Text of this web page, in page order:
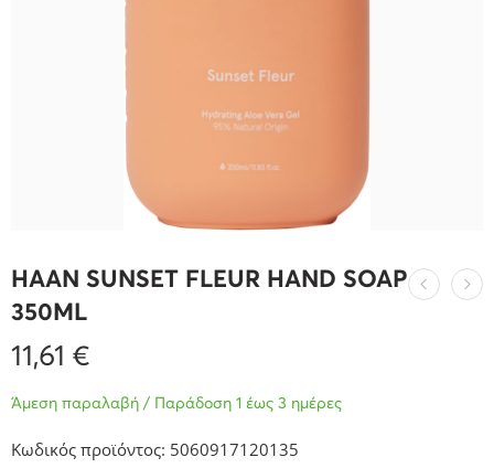
HAAN SUNSET FLEUR HAND SOAP
350ML
11,61 €
Άμεση παραλαβή / Παράδοση 1 έως 3 ημέρες
Κωδικός προϊόντος: 5060917120135